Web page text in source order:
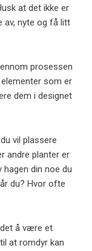
at det ikke er
av, nyte og få litt
prosessen
elementer som er
dem i designet
vil plassere
andre planter er
hagen din noe du
du? Hvor ofte
det å være et
at romdyr kan